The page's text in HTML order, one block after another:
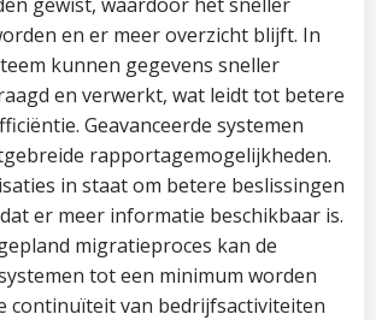
en er meer overzicht blijft. In
kunnen gegevens sneller
en verwerkt, wat leidt tot betere
Geavanceerde systemen
rapportagemogelijkheden.
in staat om betere beslissingen
er meer informatie beschikbaar is.
migratieproces kan de
tot een minimum worden
continuïteit van bedrijfsactiviteiten